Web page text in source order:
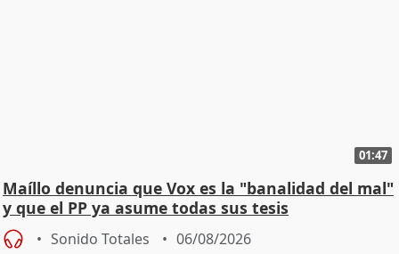
01:47
Maíllo denuncia que Vox es la "banalidad del mal"
y que el PP ya asume todas sus tesis
Sonido Totales 06/08/2026